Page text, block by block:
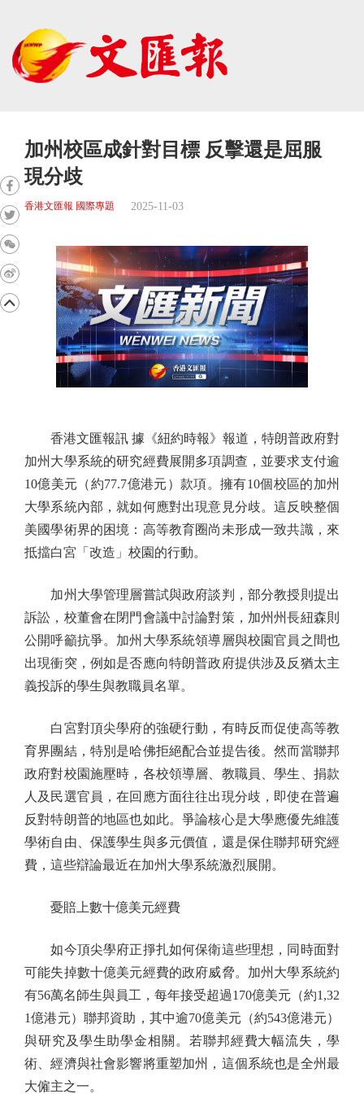
加州校區成針對目標 反擊還是屈服
現分歧
香港文匯報 國際專題 2025-11-03
香港文匯報訊 據《紐約時報》報道，特朗普政府對
加州大學系統的研究經費展開多項調查，並要求支付逾
10億美元（約77.7億港元）款項。擁有10個校區的加州
大學系統內部，就如何應對出現意見分歧。這反映整個
美國學術界的困境：高等教育圈尚未形成一致共識，來
抵擋白宮「改造」校園的行動。
加州大學管理層嘗試與政府談判，部分教授則提出
訴訟，校董會在閉門會議中討論對策，加州州長紐森則
公開呼籲抗爭。加州大學系統領導層與校園官員之間也
出現衝突，例如是否應向特朗普政府提供涉及反猶太主
義投訴的學生與教職員名單。
白宮對頂尖學府的強硬行動，有時反而促使高等教
育界團結，特別是哈佛拒絕配合並提告後。然而當聯邦
政府對校園施壓時，各校領導層、教職員、學生、捐款
人及民選官員，在回應方面往往出現分歧，即使在普遍
反對特朗普的地區也如此。爭論核心是大學應優先維護
學術自由、保護學生與多元價值，還是保住聯邦研究經
費，這些辯論最近在加州大學系統激烈展開。
憂賠上數十億美元經費
如今頂尖學府正掙扎如何保衛這些理想，同時面對
可能失掉數十億美元經費的政府威脅。加州大學系統約
有56萬名師生與員工，每年接受超過170億美元（約1,32
1億港元）聯邦資助，其中逾70億美元（約543億港元）
與研究及學生助學金相關。若聯邦經費大幅流失，學
術、經濟與社會影響將重塑加州，這個系統也是全州最
大僱主之一。